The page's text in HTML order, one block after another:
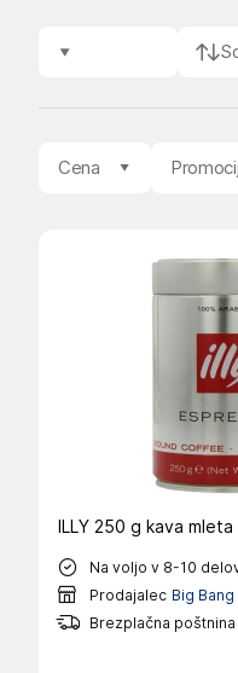
Cena
ILLY 250 g kava
Na voljo v 8-10
Prodajalec Big Bang
Brezplačna